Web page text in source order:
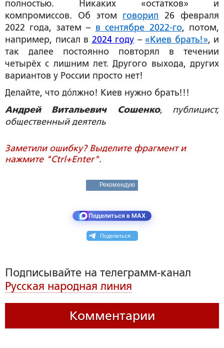
полностью. Никаких «остатков» и
компромиссов. Об этом говорил 26 февраля
2022 года, затем – в сентябре 2022-го, потом,
например, писал в 2024 году – «Киев брать!», и
так далее постоянно повторял в течении
четырёх с лишним лет. Другого выхода, других
вариантов у России просто нет!
Делайте, что дóлжно! Киев нужно брать!!!
Андрей Витальевич Сошенко, публицист,
общественный деятель
Заметили ошибку? Выделите фрагмент и
нажмите "Ctrl+Enter".
Рекомендую
Поделиться в MAX
Поделиться
Подписывайте на телеграмм-канал
Русская народная линия
Комментарии